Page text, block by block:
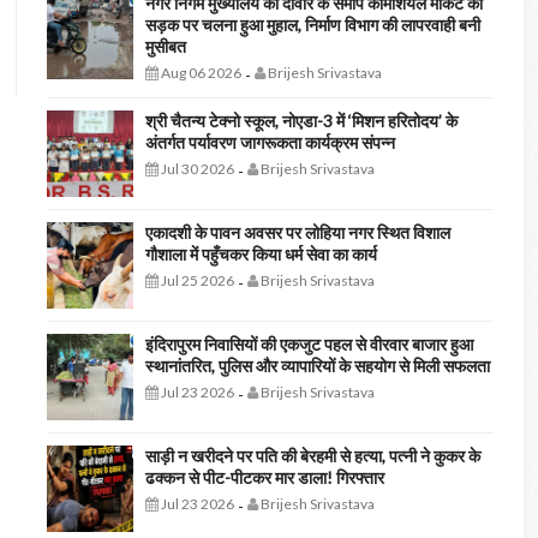
सड़क पर चलना हुआ मुहाल, निर्माण विभाग की लापरवाही बनी
मुसीबत
Aug 06 2026- Brijesh Srivastava
श्री चैतन्य टेक्नो स्कूल, नोएडा-3 में ‘मिशन हरितोदय’ के
अंतर्गत पर्यावरण जागरूकता कार्यक्रम संपन्न
Jul 30 2026- Brijesh Srivastava
एकादशी के पावन अवसर पर लोहिया नगर स्थित विशाल
गौशाला में पहुँचकर किया धर्म सेवा का कार्य
Jul 25 2026- Brijesh Srivastava
इंदिरापुरम निवासियों की एकजुट पहल से वीरवार बाजार हुआ
स्थानांतरित, पुलिस और व्यापारियों के सहयोग से मिली सफलता
Jul 23 2026- Brijesh Srivastava
साड़ी न खरीदने पर पति की बेरहमी से हत्या, पत्नी ने कुकर के
ढक्कन से पीट-पीटकर मार डाला! गिरफ्तार
Jul 23 2026- Brijesh Srivastava